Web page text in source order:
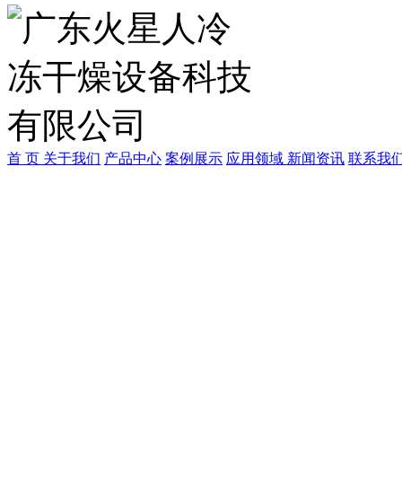
首 页 关于我们 产品中心 案例展示 应用领域 新闻资讯 联系我